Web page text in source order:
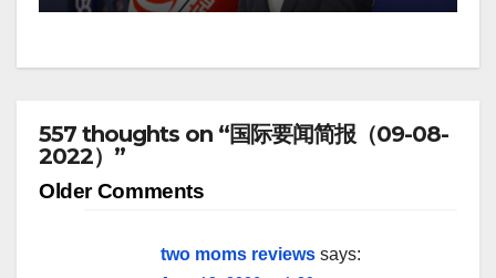
557 thoughts on “国际要闻简报（09-08-
2022）”
Comment
Older Comments
two moms reviews says: